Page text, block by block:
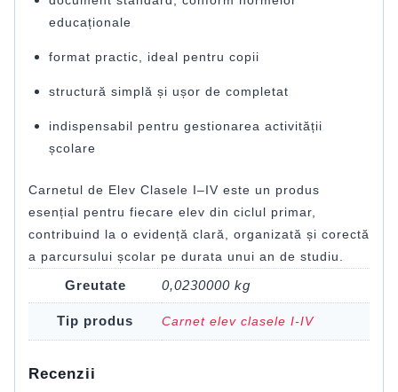
educaționale
format practic, ideal pentru copii
structură simplă și ușor de completat
indispensabil pentru gestionarea activității
școlare
Carnetul de Elev Clasele I–IV este un produs
esențial pentru fiecare elev din ciclul primar,
contribuind la o evidență clară, organizată și corectă
a parcursului școlar pe durata unui an de studiu.
Greutate 0,0230000 kg
Tip produs Carnet elev clasele I-IV
Recenzii